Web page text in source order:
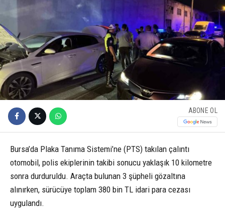
ABONE OL
Bursa’da Plaka Tanıma Sistemi’ne (PTS) takılan çalıntı
otomobil, polis ekiplerinin takibi sonucu yaklaşık 10 kilometre
sonra durduruldu. Araçta bulunan 3 şüpheli gözaltına
alınırken, sürücüye toplam 380 bin TL idari para cezası
uygulandı.